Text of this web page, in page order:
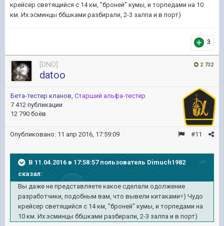
крейсер светящийся с 14 км, "броней" кумы, и торпедами на 10
км. Их эсминцы ббшками разбирали, 2-3 залпа и в порт)
3
2 732
[DNO]
datoo
Бета-тестер кланов Старший альфа-тестер
7 412 публикации
12 790 боёв
#11
Опубликовано: 11 апр 2016, 17:59:09
В 11.04.2016 в 17:58:57 пользователь Dimuch1982
сказал:
Вы даже не представляете какое сделали одолжение
разработчики, подобным вам, что вывели китаками=) Чудо
крейсер светящийся с 14 км, "броней" кумы, и торпедами на
10 км. Их эсминцы ббшками разбирали, 2-3 залпа и в порт)